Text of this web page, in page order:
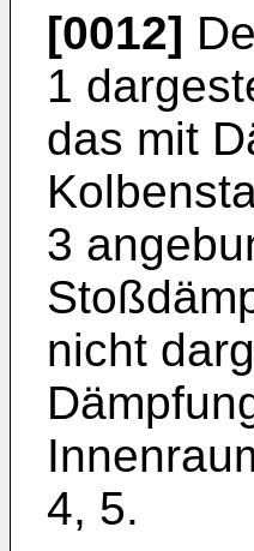
[0012]
1
das mit
3
nicht
4, 5.